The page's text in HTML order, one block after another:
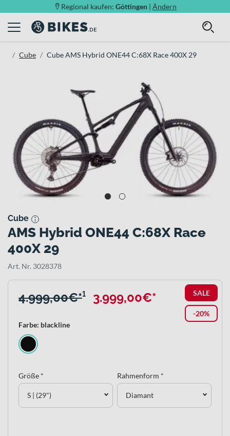
Regional kaufen: Göttingen | Ändern
Cube Cube AMS Hybrid ONE44 C:68X Race 400X 29
Cube
AMS Hybrid ONE44 C:68X Race
400X 29
Art. Nr. 3028378
SALE
-20%
4.999,00€*¹ 3.999,00€*
Farbe: blackline
Größe *
S | (29")
Rahmenform *
Diamant